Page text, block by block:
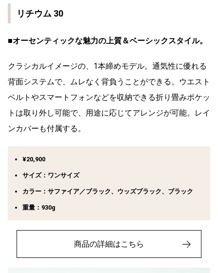
リチウム 30
■オーセンティックな魅力の上質＆ベーシックスタイル。
クラシカルイメージの、1本締めモデル。通気性に優れる
背面システムで、ムレなく背負うことができる。ウエスト
ベルトやスマートフォンなどを収納できる折り畳みポケッ
トは取り外し可能で、用途に応じてアレンジが可能。レイ
ンカバーも付属する。
¥20,900
サイズ：ワンサイズ
カラー：サファイア／ブラック、ウッズブラック、ブラック
重量：930g
商品の詳細はこちら